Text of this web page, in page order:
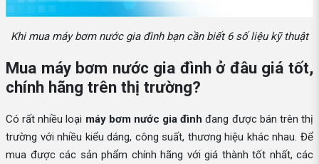
Khi mua máy bơm nước gia đình bạn cần biết 6 số liệu kỹ thuật
Mua máy bơm nước gia đình ở đâu giá tốt,
chính hãng trên thị trường?
Có rất nhiều loại máy bơm nước gia đình đang được bán trên thị
trường với nhiều kiểu dáng, công suất, thương hiệu khác nhau. Để
mua được các sản phẩm chính hãng với giá thành tốt nhất, các